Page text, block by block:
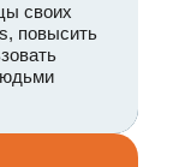
своих
повысить